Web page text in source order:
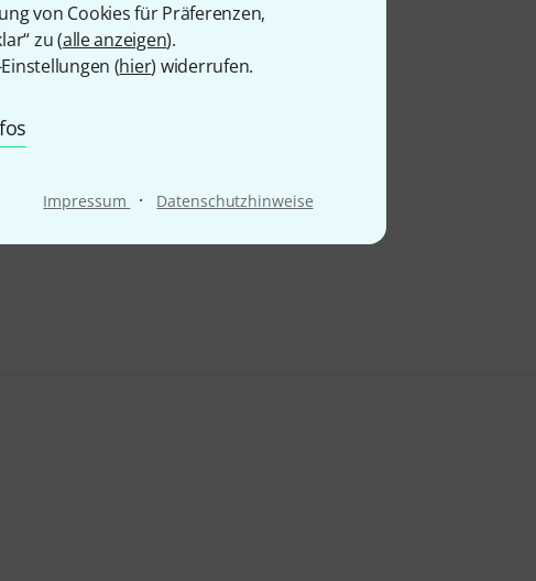
von Cookies für Präferenzen,
zu (alle anzeigen).
(hier) widerrufen.
Impressum · Datenschutzhinweise